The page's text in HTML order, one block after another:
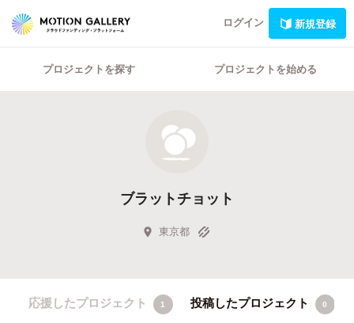
ログイン 新規登録
プロジェクトを探す プロジェクトを始める
ブラットチョット
東京都
応援したプロジェクト 1 投稿したプロジェクト 0